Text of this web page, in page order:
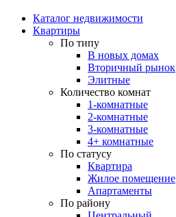
Каталог недвижимости
Квартиры
По типу
В новых домах
Вторичный рынок
Элитные
Количество комнат
1-комнатные
2-комнатные
3-комнатные
4+ комнатные
По статусу
Квартира
Жилое помещение
Апартаменты
По району